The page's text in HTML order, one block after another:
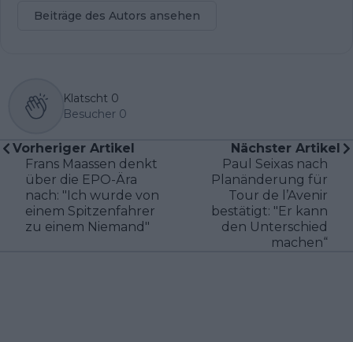
Beiträge des Autors ansehen
Klatscht 0
Besucher 0
Vorheriger Artikel
Frans Maassen denkt
über die EPO-Ära
nach: "Ich wurde von
einem Spitzenfahrer
zu einem Niemand"
Nächster Artikel
Paul Seixas nach
Planänderung für
Tour de l’Avenir
bestätigt: "Er kann
den Unterschied
machen“